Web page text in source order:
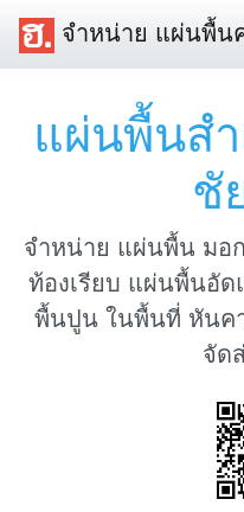
จำหน่าย แผ่นพื้น
แผ่นพื้นส
ชั
จำหน่าย แผ่นพื้น มอ
ท้องเรียบ แผ่นพื้นอั
พื้นปูน ในพื้นที่ หันค
จัด